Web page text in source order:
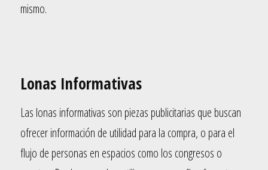
mismo.
Lonas Informativas
Las lonas informativas son piezas publicitarias que buscan
ofrecer información de utilidad para la compra, o para el
flujo de personas en espacios como los congresos o